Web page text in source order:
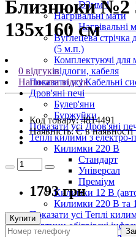
D3мм 1
Нагрівальні мати
Нагрівальні
Вуглецева
(5 м.п.)
Комплектуючі для
підлоги, кабеля
Показати усі Кабельні
Дров'яні печі
Булер'яни
Буржуйки
Показати усі Дров'яні
Теплі килими з електро-
Килимки 220 В
Стандарт
Універсал
Преміум
Килимки 12 В
Килимки 220 В та
Показати усі Теплі
Картини обігрівачі
Близнюки №2
135х160 см
0 відгуків
Написати відгук
Код товару:4814491
Наявність: Є в наявності
1793 грн
Купити